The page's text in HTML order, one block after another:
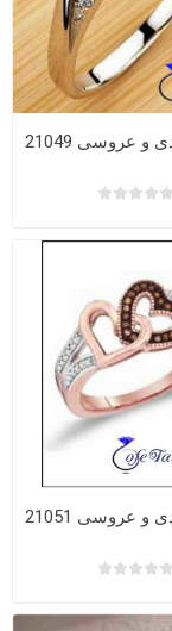
و عروسی 21049
و عروسی 21051